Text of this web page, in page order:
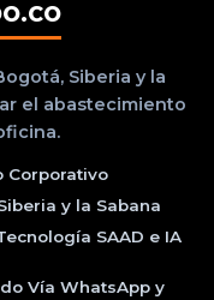
Siberia y la
el abastecimiento
Corporativo
y la Sabana
SAAD e IA
Vía WhatsApp y